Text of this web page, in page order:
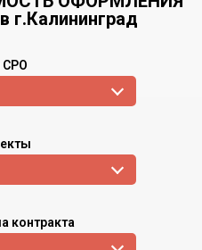
СРО
контракта